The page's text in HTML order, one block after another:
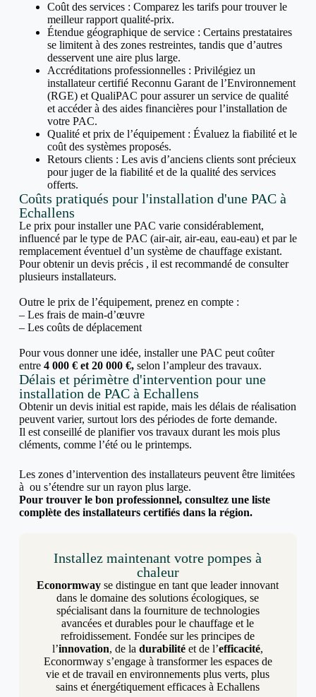
Coût des services : Comparez les tarifs pour trouver le
meilleur rapport qualité-prix.
Étendue géographique de service : Certains prestataires
se limitent à des zones restreintes, tandis que d’autres
desservent une aire plus large.
Accréditations professionnelles : Privilégiez un
installateur certifié Reconnu Garant de l’Environnement
(RGE) et QualiPAC pour assurer un service de qualité
et accéder à des aides financières pour l’installation de
votre PAC.
Qualité et prix de l’équipement : Évaluez la fiabilité et le
coût des systèmes proposés.
Retours clients : Les avis d’anciens clients sont précieux
pour juger de la fiabilité et de la qualité des services
offerts.
Coûts pratiqués pour l'installation d'une PAC à
Echallens
Le prix pour installer une PAC varie considérablement,
influencé par le type de PAC (air-air, air-eau, eau-eau) et par le
remplacement éventuel d’un système de chauffage existant.
Pour obtenir un devis précis , il est recommandé de consulter
plusieurs installateurs.
Outre le prix de l’équipement, prenez en compte :
– Les frais de main-d’œuvre
– Les coûts de déplacement
Pour vous donner une idée, installer une PAC peut coûter
entre 4 000 € et 20 000 €,selon l’ampleur des travaux.
Délais et périmètre d'intervention pour une
installation de PAC à Echallens
Obtenir un devis initial est rapide, mais les délais de réalisation
peuvent varier, surtout lors des périodes de forte demande.
Il est conseillé de planifier vos travaux durant les mois plus
cléments, comme l’été ou le printemps.
Les zones d’intervention des installateurs peuvent être limitées
à ou s’étendre sur un rayon plus large.
Pour trouver le bon professionnel, consultez une liste
complète des installateurs certifiés dans la région.
Installez maintenant votre pompes à
chaleur
Econormway se distingue en tant que leader innovant
dans le domaine des solutions écologiques, se
spécialisant dans la fourniture de technologies
avancées et durables pour le chauffage et le
refroidissement. Fondée sur les principes de
l’innovation, de ladurabilité et de l’efficacité,
Econormway s’engage à transformer les espaces de
vie et de travail en environnements plus verts, plus
sains et énergétiquement efficaces à Echallens